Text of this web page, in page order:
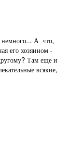
немного... А что,
его хозяином -
Там еще и
всякие,